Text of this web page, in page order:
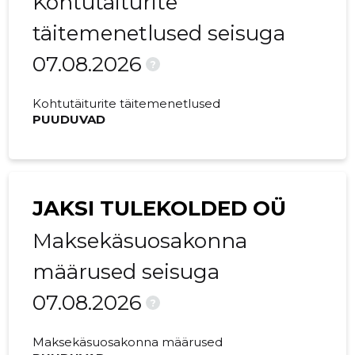
2022 I -
2021 IV -
2021 III -
2021 I - -
täitemenetlused seisuga
07.08.2026
?
Kohtutäiturite täitemenetlused
PUUDUVAD
JAKSI TULEKOLDED OÜ
Maksekäsuosakonna
määrused seisuga
07.08.2026
?
Maksekäsuosakonna määrused